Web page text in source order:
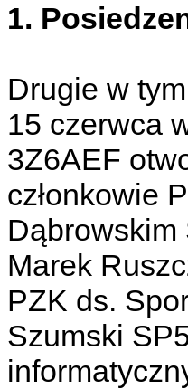
1.
Drugie w
15 czerwca
3Z6AEF
członkowie
Marek
PZK ds.
Szumski